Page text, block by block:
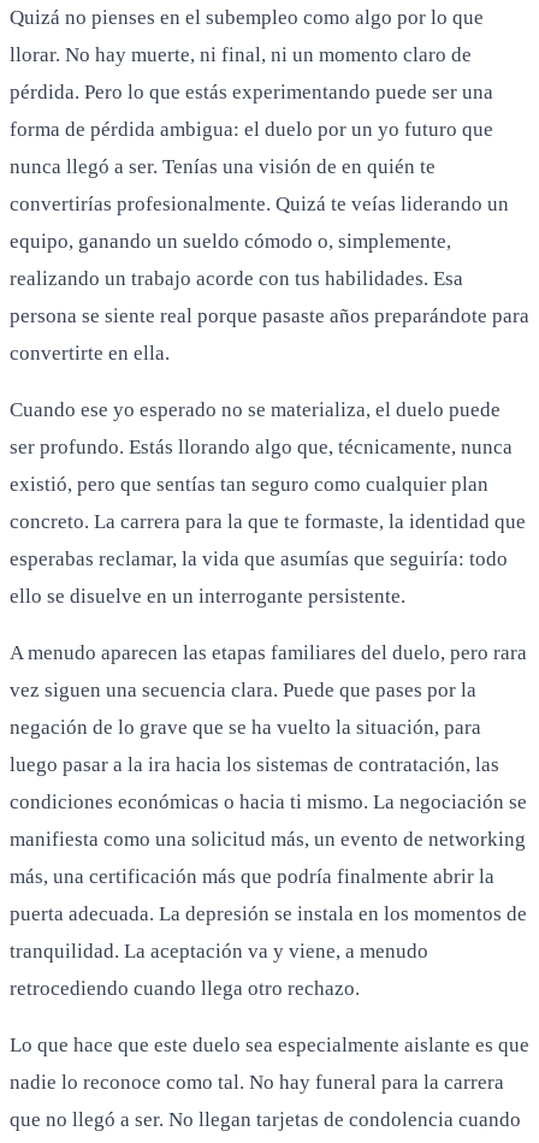
Quizá no pienses en el subempleo como algo por lo que
llorar. No hay muerte, ni final, ni un momento claro de
pérdida. Pero lo que estás experimentando puede ser una
forma de pérdida ambigua: el duelo por un yo futuro que
nunca llegó a ser. Tenías una visión de en quién te
convertirías profesionalmente. Quizá te veías liderando un
equipo, ganando un sueldo cómodo o, simplemente,
realizando un trabajo acorde con tus habilidades. Esa
persona se siente real porque pasaste años preparándote para
convertirte en ella.
Cuando ese yo esperado no se materializa, el duelo puede
ser profundo. Estás llorando algo que, técnicamente, nunca
existió, pero que sentías tan seguro como cualquier plan
concreto. La carrera para la que te formaste, la identidad que
esperabas reclamar, la vida que asumías que seguiría: todo
ello se disuelve en un interrogante persistente.
A menudo aparecen las etapas familiares del duelo, pero rara
vez siguen una secuencia clara. Puede que pases por la
negación de lo grave que se ha vuelto la situación, para
luego pasar a la ira hacia los sistemas de contratación, las
condiciones económicas o hacia ti mismo. La negociación se
manifiesta como una solicitud más, un evento de networking
más, una certificación más que podría finalmente abrir la
puerta adecuada. La depresión se instala en los momentos de
tranquilidad. La aceptación va y viene, a menudo
retrocediendo cuando llega otro rechazo.
Lo que hace que este duelo sea especialmente aislante es que
nadie lo reconoce como tal. No hay funeral para la carrera
que no llegó a ser. No llegan tarjetas de condolencia cuando